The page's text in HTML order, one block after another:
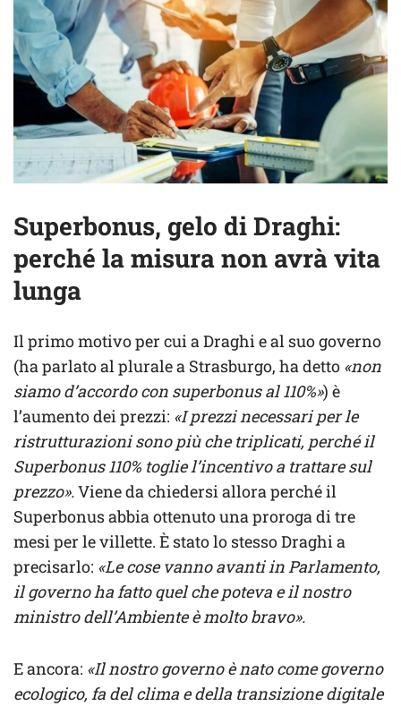
Superbonus, gelo di Draghi:
perché la misura non avrà vita
lunga
Il primo motivo per cui a Draghi e al suo governo
(ha parlato al plurale a Strasburgo, ha detto «non
siamo d’accordo con superbonus al 110%») è
l’aumento dei prezzi: «I prezzi necessari per le
ristrutturazioni sono più che triplicati, perché il
Superbonus 110% toglie l’incentivo a trattare sul
prezzo».Viene da chiedersi allora perché il
Superbonus abbia ottenuto una proroga di tre
mesi per le villette. È stato lo stesso Draghi a
precisarlo: «Le cose vanno avanti in Parlamento,
il governo ha fatto quel che poteva e il nostro
ministro dell’Ambiente è molto bravo».
E ancora: «Il nostro governo è nato come governo
ecologico, fa del clima e della transizione digitale